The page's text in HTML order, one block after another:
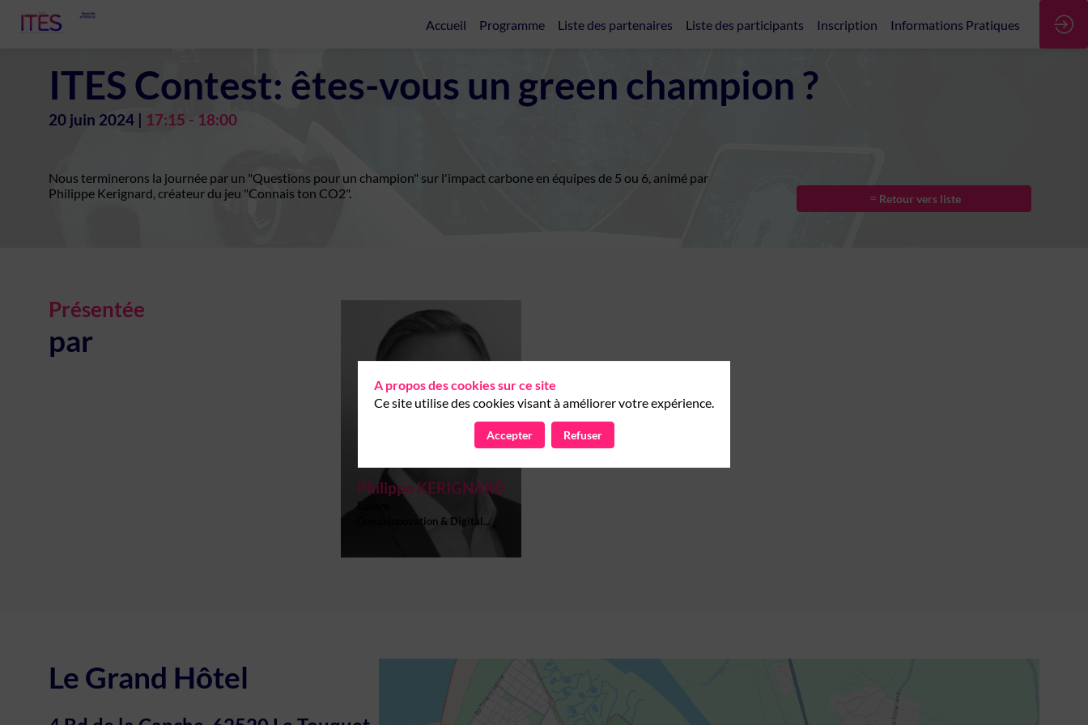
Accueil Programme Liste des partenaires Liste des participants Inscription Informations Pratiques
ITES Contest: êtes-vous un green champion ?
20 juin 2024 17:15 - 18:00
Retour vers liste
Nous terminerons la journée par un "Questions pour un champion" sur l'impact carbone en équipes de 5 ou 6, animé par
Philippe Kerignard, créateur du jeu "Connais ton CO2".
Présentée
par
Philippe KERIGNARD
Equans
Group innovation & Digital...
Le Grand Hôtel
A propos des cookies sur ce site
Ce site utilise des cookies visant à améliorer votre expérience.
Accepter Refuser